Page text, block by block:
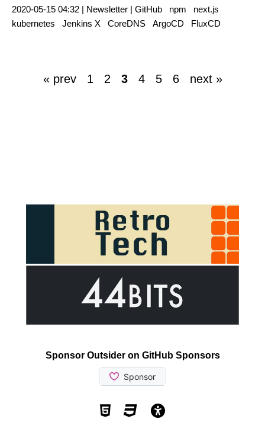
2020-05-15 04:32 | Newsletter | GitHub npm
next.js
kubernetes
Jenkins X CoreDNS ArgoCD FluxCD
« prev 1 2 3 4 5 6 next »
Sponsor Outsider on GitHub Sponsors
Valid HTML5
Valid CSS
WCAG 2.1 AA